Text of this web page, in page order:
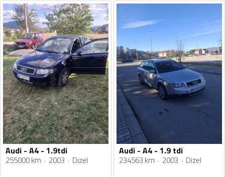
Audi - A4 - 1.9tdi
255000 km 2003 Dizel
Audi - A4 - 1.9 tdi
234563 km 2003 Dizel